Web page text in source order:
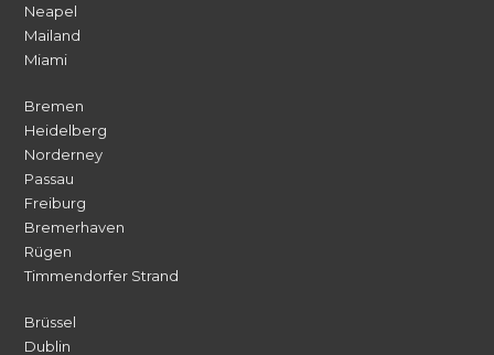
Neapel
Mailand
Miami
Bremen
Heidelberg
Norderney
Passau
Freiburg
Bremerhaven
Rügen
Timmendorfer Strand
Brüssel
Dublin